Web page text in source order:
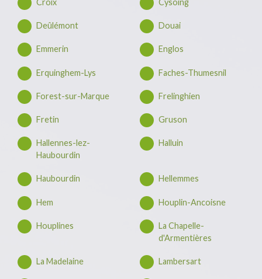
Croix Cysoing
Deûlémont Douai
Emmerin Englos
Erquinghem-Lys Faches-Thumesnil
Forest-sur-Marque Frelinghien
Fretin Gruson
Hallennes-lez-
Haubourdin
Halluin
Haubourdin Hellemmes
Hem Houplin-Ancoisne
Houplines
La Chapelle-
d'Armentières
La Madelaine Lambersart